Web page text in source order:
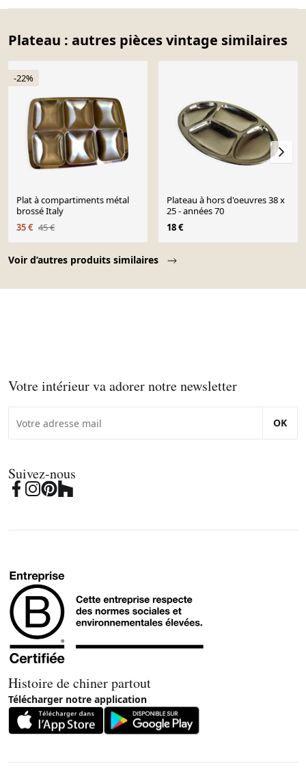
Plateau : autres pièces vintage similaires
Voir d’autres produits similaires
-22%
Plat à compartiments métal
brossé Italy
35 € 45 €
Plateau à hors d'oeuvres 38 x
25 - années 70
18 €
Votre intérieur va adorer notre newsletter
OK
Suivez-nous
Histoire de chiner partout
Télécharger notre application